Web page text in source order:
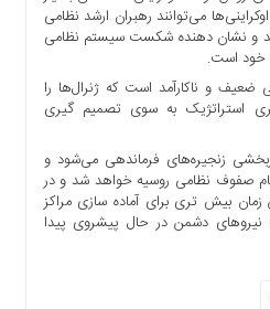
می‌توانند رهبران ارشد نظامی
و نشان دهنده شکست سیستم نظامی
خود است.
ضعیف و ناکارآمد است که ژنرال‌ها را
استراتژیک به سوی تصمیم گیری
زنجیره‌های فرماندهی می‌شود و
صفوف نظامی روسیه خواهد شد و در
بیش تری برای آماده سازی مراکز
نیرو‌های دشمن در حال پیشروی پیدا